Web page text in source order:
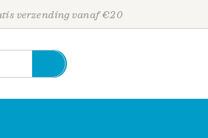
verzending vanaf €20